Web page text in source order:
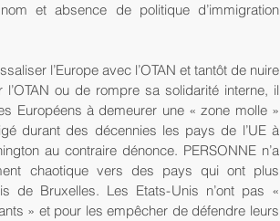
et absence de politique d’immigration
l’Europe avec l’OTAN et tantôt de nuire
ou de rompre sa solidarité interne, il
Européens à demeurer une « zone molle »
durant des décennies les pays de l’UE à
au contraire dénonce. PERSONNE n’a
chaotique vers des pays qui ont plus
de Bruxelles. Les Etats-Unis n’ont pas «
» et pour les empêcher de défendre leurs